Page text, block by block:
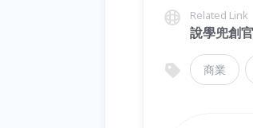
Related Link
說學兜創
商業